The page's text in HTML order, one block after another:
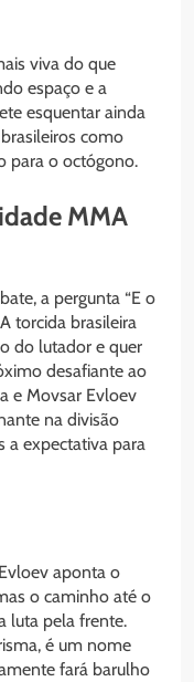
viva do que
espaço e a
esquentar ainda
como
para o octógono.
MMA
a pergunta “E o
torcida brasileira
do lutador e quer
desafiante ao
e Movsar Evloev
na divisão
a expectativa para
aponta o
o caminho até o
luta pela frente.
é um nome
fará barulho